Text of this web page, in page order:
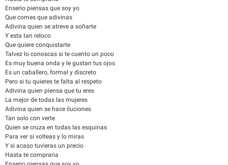
Enserio piensas que soy yo
Que comes que adivinas
Adivina quien se atreve a soñarte
Y esta tan reloco
Que quiere conquistarte
Talvez lo conoscas si te cuento un poco
Es muy buena onda y le gustan tus ojos
Es un caballero, formal y discreto
Pero si tu quieres te falta al respeto
Adivina quien piensa que tu eres
La mejor de todas las mujeres
Adivina quien se hace iluciones
Tan solo con verte
Quien se cruza en todas las esquinas
Para ver si volteas y lo miras
Y si acaso tuvieras un precio
Hasta te compraria